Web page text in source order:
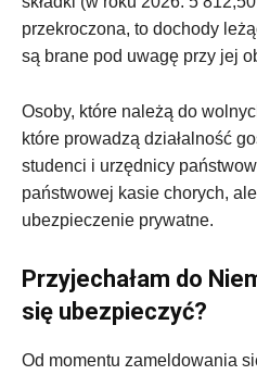
przekroczona, to dochody
są brane pod uwagę przy jej
Osoby, które należą do
które prowadzą działalność
studenci i urzędnicy
państwowej kasie chorych,
ubezpieczenie prywatne.
Przyjechałam do
się ubezpieczyć?
Od momentu zameldowania